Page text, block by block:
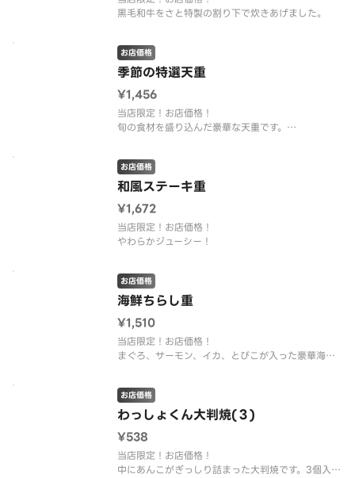
黒毛和牛をさと特製の割り下で炊きあげました。
季節の特選天重
お店価格
¥1,456
当店限定！お店価格！
旬の食材を盛り込んだ豪華な天重です。
※写真はイメージです。
和⾵ステーキ重
お店価格
¥1,672
当店限定！お店価格！
やわらかジューシー！
海鮮ちらし重
お店価格
¥1,510
当店限定！お店価格！
まぐろ、サーモン、イカ、とびこが入った豪華海鮮
わっしょくん⼤判焼(３)
お店価格
¥538
当店限定！お店価格！
中にあんこがぎっしり詰まった大判焼です。3個入り